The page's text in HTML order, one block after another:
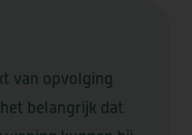
van opvolging
belangrijk dat